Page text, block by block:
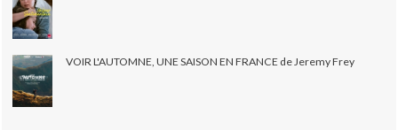
VOIR L'AUTOMNE, UNE SAISON EN FRANCE de Jeremy Frey